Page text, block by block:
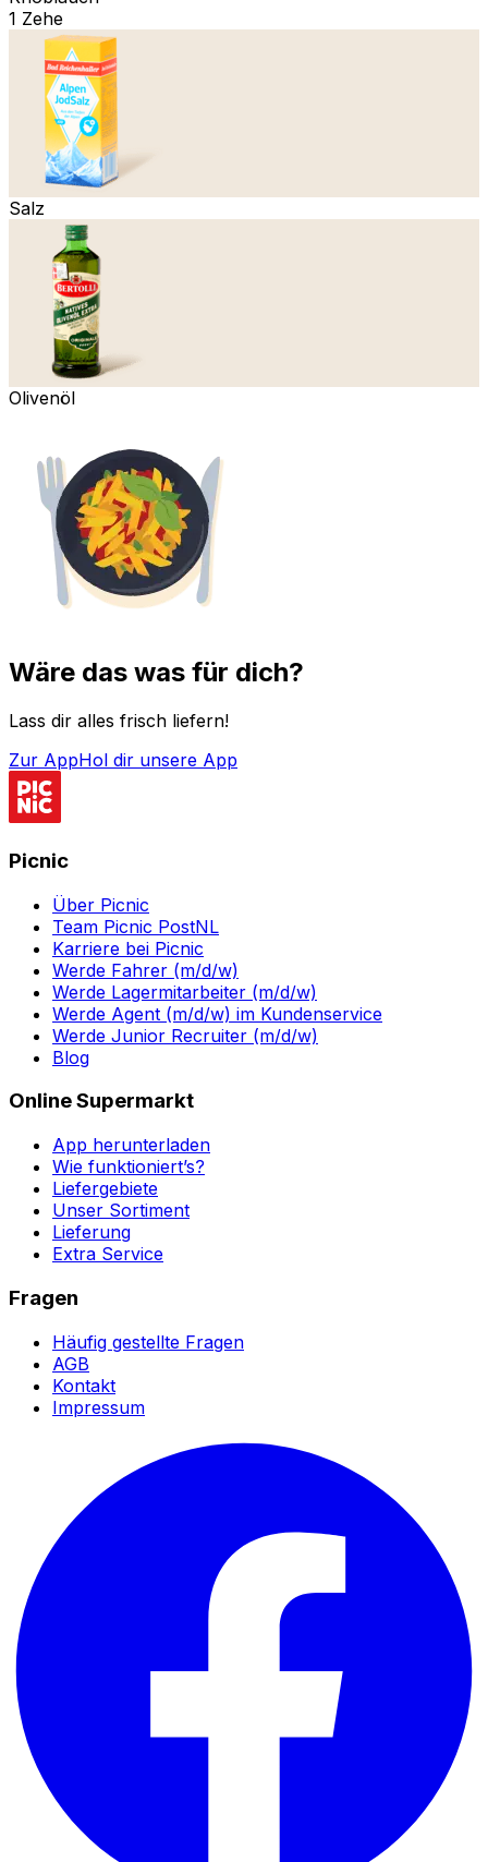
1 Zehe
Salz
Olivenöl
Wäre das was für dich?
Lass dir alles frisch liefern!
Zur AppHol dir unsere App
Picnic
Über Picnic
Team Picnic PostNL
Karriere bei Picnic
Werde Fahrer (m/d/w)
Werde Lagermitarbeiter (m/d/w)
Werde Agent (m/d/w) im Kundenservice
Werde Junior Recruiter (m/d/w)
Blog
Online Supermarkt
App herunterladen
Wie funktioniert’s?
Liefergebiete
Unser Sortiment
Lieferung
Extra Service
Fragen
Häufig gestellte Fragen
AGB
Kontakt
Impressum